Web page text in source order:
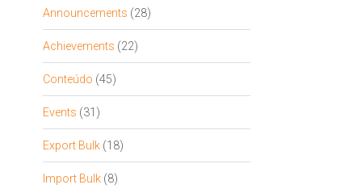
Announcements (28)
Achievements (22)
Conteúdo (45)
Events (31)
Export Bulk (18)
Import Bulk (8)